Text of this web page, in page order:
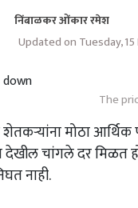
निंबाळकर ओंकार रमेश
Updated on Tuesday,
The
मोठा आर्थिक
देखील चांगले दर मिळत
नाही.